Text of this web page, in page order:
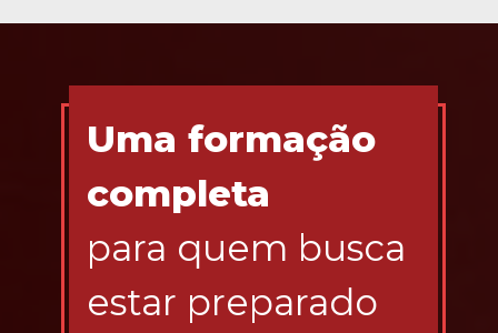
Uma formação
completa
para quem busca
estar preparado